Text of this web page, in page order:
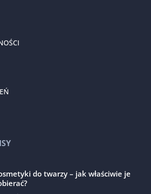
do twarzy – jak właściwie je